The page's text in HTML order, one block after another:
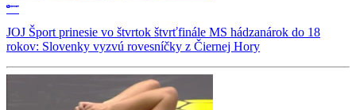
JOJ Šport prinesie vo štvrtok štvrťfinále MS hádzanárok do 18
rokov: Slovenky vyzvú rovesníčky z Čiernej Hory